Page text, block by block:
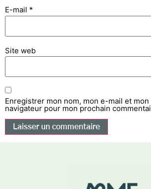
E-mail *
Site web
Enregistrer mon nom, mon e-mail et
navigateur pour mon prochain